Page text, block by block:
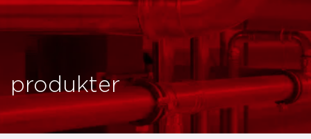
produkter